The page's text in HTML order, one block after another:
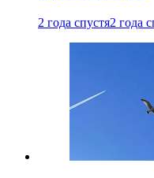
2 года спустя2 года